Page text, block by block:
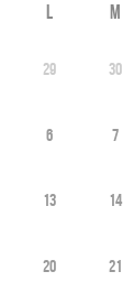
L M
29 30
6 7
13 14
20 21